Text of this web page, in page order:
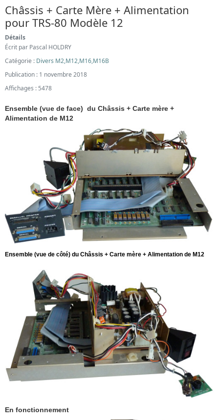
Châssis + Carte Mère + Alimentation
pour TRS-80 Modèle 12
Détails
Écrit par Pascal HOLDRY
Catégorie : Divers M2,M12,M16,M16B
Publication : 1 novembre 2018
Affichages : 5478
Ensemble (vue de face) du Châssis + Carte mère +
Alimentation de M12
Ensemble (vue de côté) du Châssis + Carte mère + Alimentation de M12
En fonctionnement